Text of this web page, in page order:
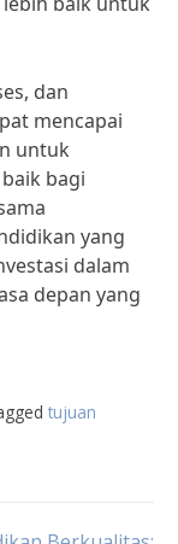
dan
mencapai
untuk
bagi
yang
dalam
depan yang
tujuan